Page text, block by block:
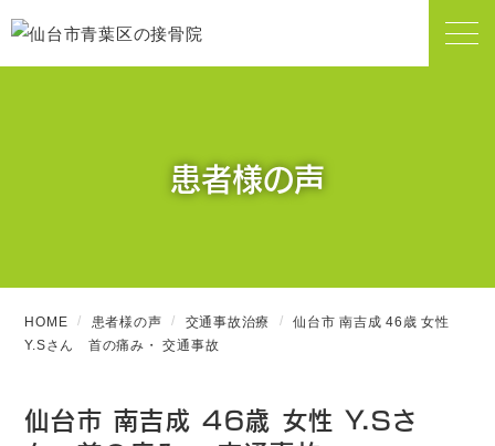
患者様の声
HOME 患者様の声 交通事故治療
仙台市 南吉成 46歳 女性
Y.Sさん 首の痛み・ 交通事故
仙台市 南吉成 46歳 女性 Y.Sさ